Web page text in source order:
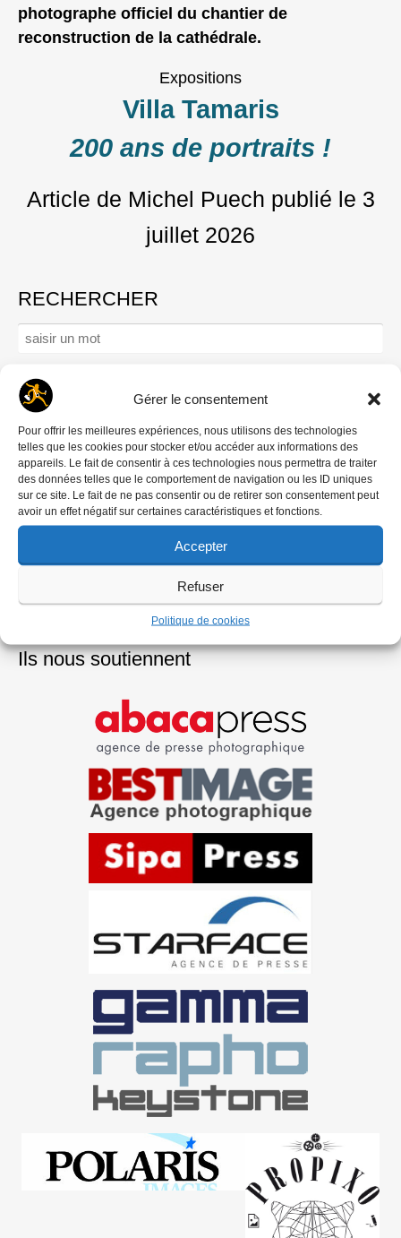
Gérer le consentement
Pour offrir les meilleures expériences, nous utilisons des technologies
telles que les cookies pour stocker et/ou accéder aux informations des
appareils. Le fait de consentir à ces technologies nous permettra de traiter
des données telles que le comportement de navigation ou les ID uniques
sur ce site. Le fait de ne pas consentir ou de retirer son consentement peut
avoir un effet négatif sur certaines caractéristiques et fonctions.
Accepter
Refuser
Politique de cookies
photographe officiel du chantier de
reconstruction de la cathédrale.
Expositions
Villa Tamaris
200 ans de portraits !
Article de Michel Puech publié le 3
juillet 2026
RECHERCHER
Rechercher :
Se connecter
Mot de passe oublié ?
Créer un compte
Comment contribuer
Nous écrire
‘DREDI LETTRE HEBDO
Ils nous soutiennent